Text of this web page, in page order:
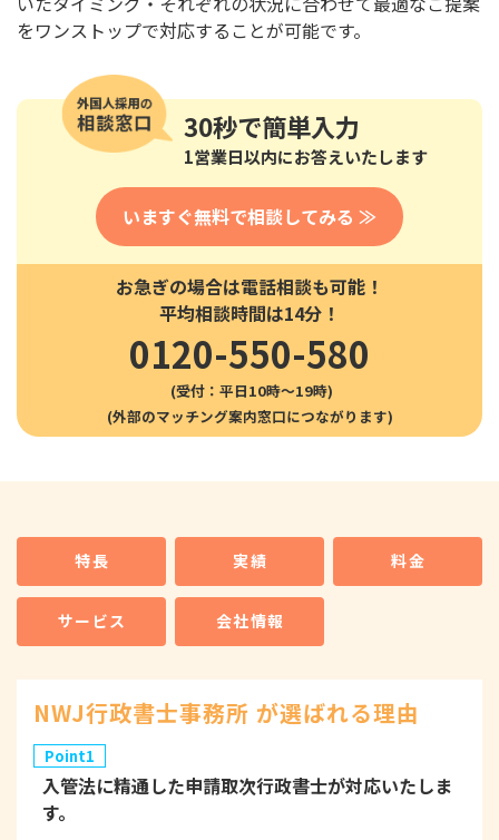
をワンストップで対応する ことが可能です。
30秒で簡単入力
1営業日以内にお答えいたします
いますぐ無料で相談してみる ≫
お急ぎの場合は電話相談も可能！
平均相談時間は14分！
0120-550-580
(受付：平日10時〜19時)
特長 実績 料金
サービス 会社情報
NWJ行政書士事務所 が選ばれる理由
Point1
入管法に精通した申請取次行政書士が対応いたしま
す。